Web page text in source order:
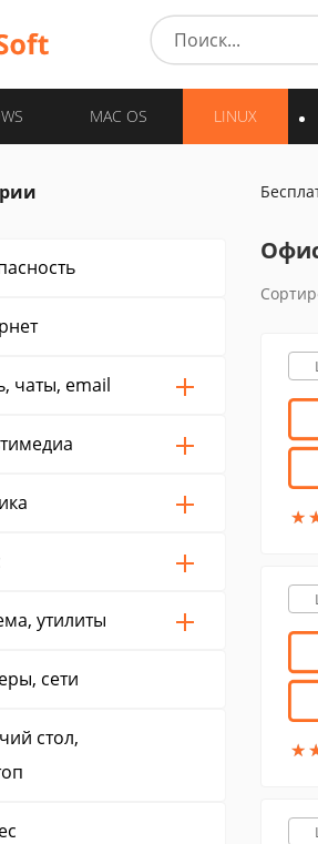
MAC OS LINUX
чаты, email
утилиты
сети
стол,
★
★
★
★